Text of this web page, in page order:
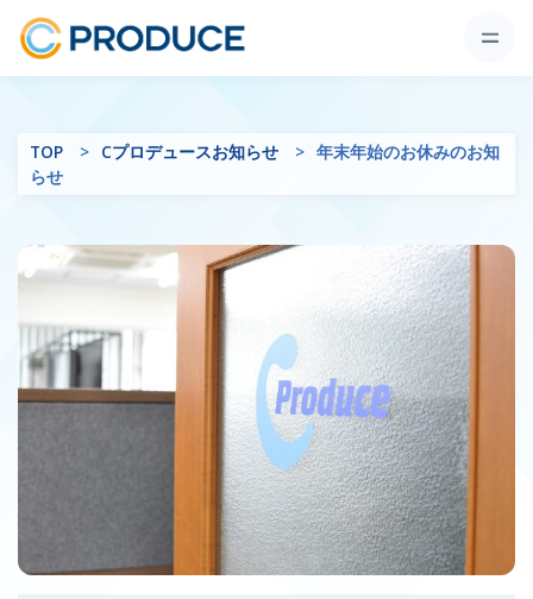
TOP Cプロデュースお知らせ
年末年始のお休みのお知
らせ